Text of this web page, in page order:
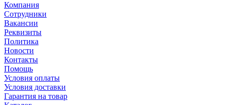
Компания
Сотрудники
Вакансии
Реквизиты
Политика
Новости
Контакты
Помощь
Условия оплаты
Условия доставки
Гарантия на товар